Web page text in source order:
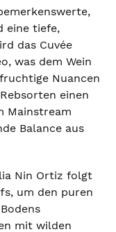
eine tiefe,
das Cuvée
was dem Wein
Nuancen
einen
Mainstream
Balance aus
Nin Ortiz folgt
um den puren
mit wilden